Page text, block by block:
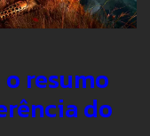
resumo
do